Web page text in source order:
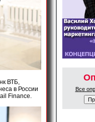
ВТБ,
в России
Finance.
Все